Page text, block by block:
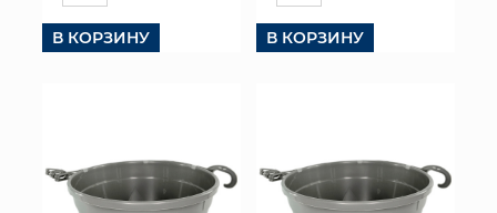
ДОСТАВКА И ОПЛАТА
В КОРЗИНУ В КОРЗИНУ